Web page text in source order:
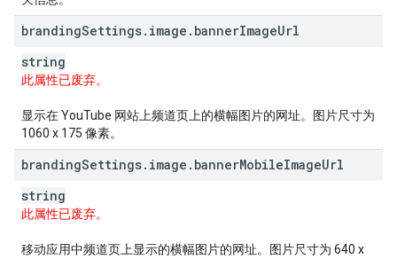
brandingSettings. image . bannerImageUrl
string
此属性已废弃。
显示在 YouTube 网站上频道页上的横幅图片的网址。图片尺寸为
1060 x 175 像素。
brandingSettings. image . bannerMobileImageUrl
string
此属性已废弃。
移动应用中频道页上显示的横幅图片的网址。图片尺寸为 640 x